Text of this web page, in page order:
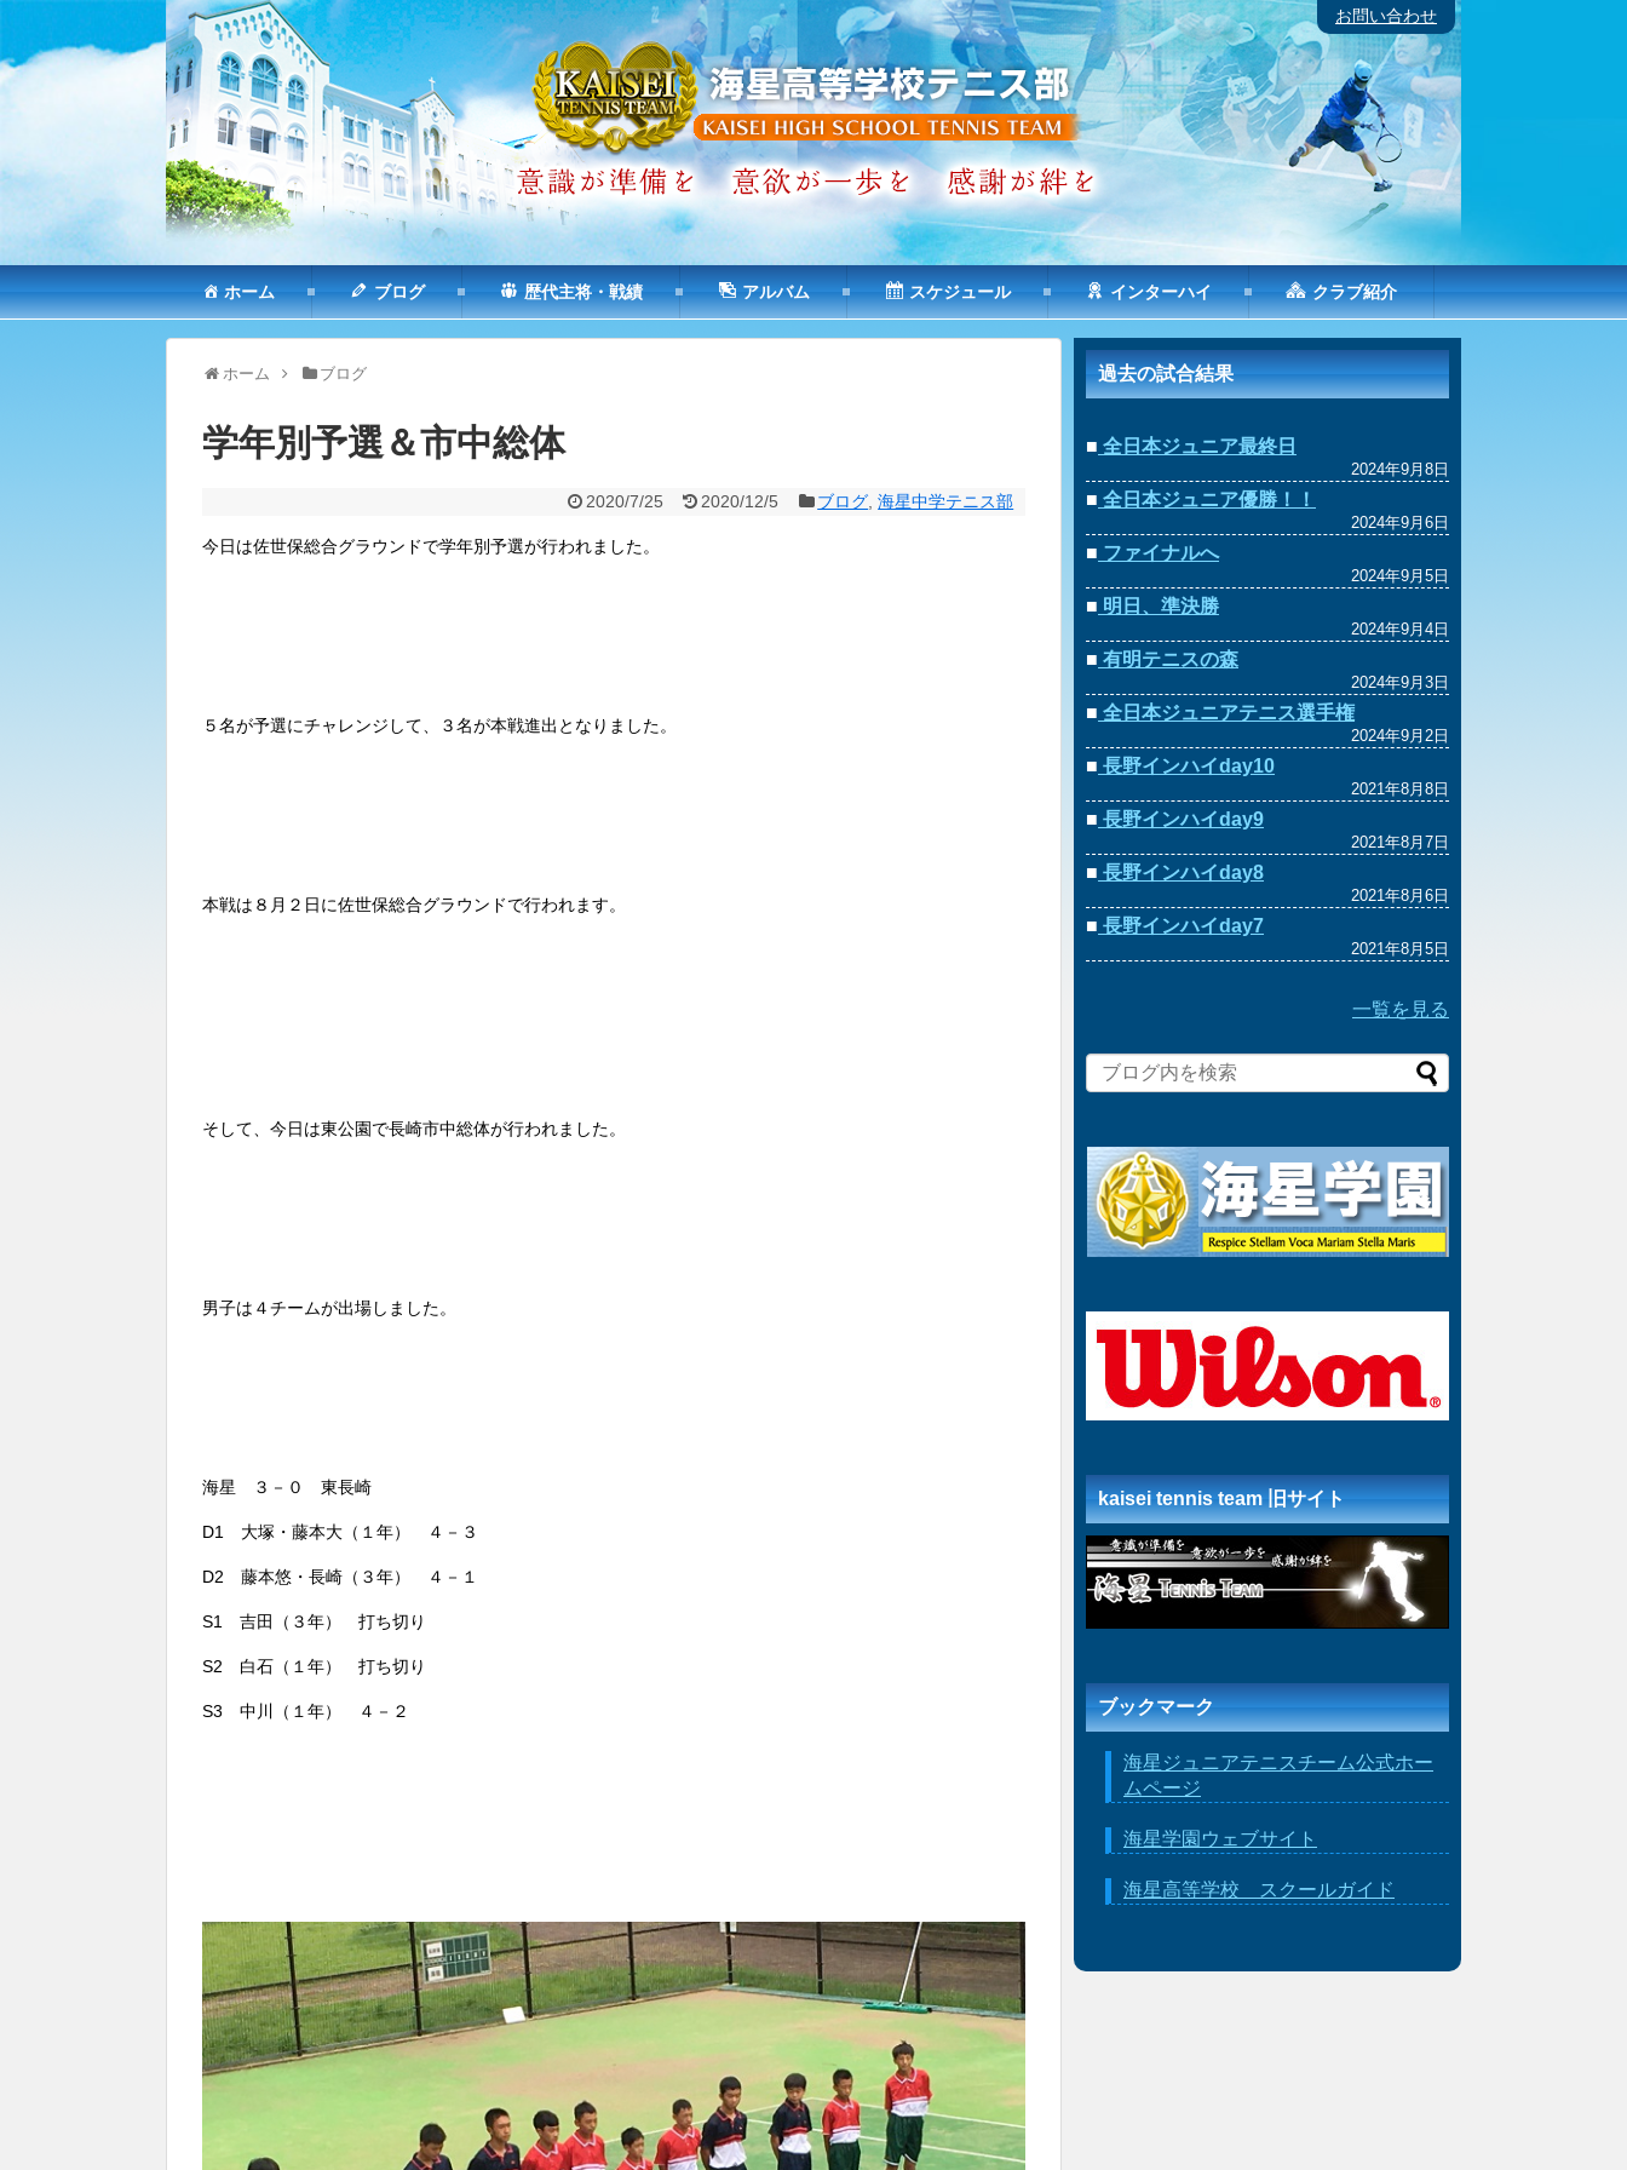
お問い合わせ
ホーム ブログ 歴代主将・戦績 アルバム スケジュール インターハイ クラブ紹介
ホーム ブログ
学年別予選＆市中総体
2020/7/25 2020/12/5 ブログ ,海星中学テニス部
今日は佐世保総合グラウンドで学年別予選が行われました。
５名が予選にチャレンジして、３名が本戦進出となりました。
本戦は８月２日に佐世保総合グラウンドで行われます。
そして、今日は東公園で長崎市中総体が行われました。
男子は４チームが出場しました。
海星 ３－０ 東長崎
D1 大塚・藤本大（１年） ４－３
D2 藤本悠・長崎（３年） ４－１
S1 吉田（３年） 打ち切り
S2 白石（１年） 打ち切り
S3 中川（１年） ４－２
過去の試合結果
■ 全日本ジュニア最終日
2024年9月8日
■ 全日本ジュニア優勝！！
2024年9月6日
■ ファイナルへ
2024年9月5日
■ 明日、準決勝
2024年9月4日
■ 有明テニスの森
2024年9月3日
■ 全日本ジュニアテニス選手権
2024年9月2日
■ 長野インハイday10
2021年8月8日
■ 長野インハイday9
2021年8月7日
■ 長野インハイday8
2021年8月6日
■ 長野インハイday7
2021年8月5日
一覧を見る
kaisei tennis team 旧サイト
ブックマーク
海星ジュニアテニスチーム公式ホー
ムページ
海星学園ウェブサイト
海星高等学校 スクールガイド